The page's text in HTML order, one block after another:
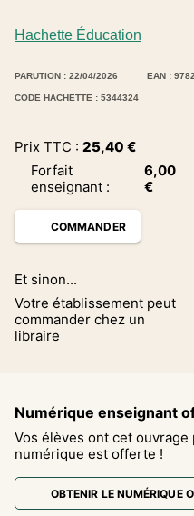
Hachette Éducation
PARUTION : 22/04/2026 EAN :
CODE HACHETTE : 5344324
Prix TTC : 25,40 €
Forfait
enseignant :
6,00
€
COMMANDER
Et sinon...
Votre établissement peut
commander chez un
libraire
Numérique enseignant
Vos élèves ont cet
numérique est offerte !
OBTENIR LE NUMÉRIQUE